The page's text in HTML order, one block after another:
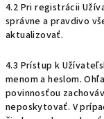
4.2 Pri registrácii
správne a pravdivo
aktualizovať.
4.3 Prístup k
menom a heslom.
povinnosťou
neposkytovať. V